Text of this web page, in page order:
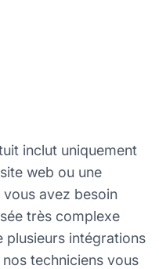
inclut uniquement
web ou une
avez besoin
très complexe
plusieurs intégrations
nos techniciens vous